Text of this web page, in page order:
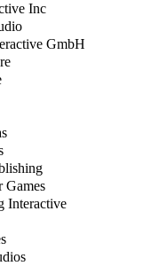
Inc
GmbH
Games
Interactive